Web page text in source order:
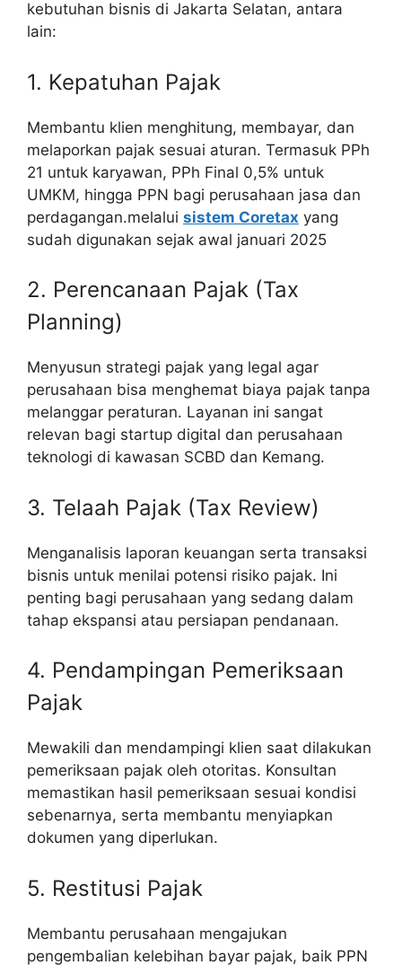
kebutuhan bisnis di Jakarta Selatan, antara
lain:
1. Kepatuhan Pajak
Membantu klien menghitung, membayar, dan
melaporkan pajak sesuai aturan. Termasuk PPh
21 untuk karyawan, PPh Final 0,5% untuk
UMKM, hingga PPN bagi perusahaan jasa dan
perdagangan.melalui sistem Coretax yang
sudah digunakan sejak awal januari 2025
2. Perencanaan Pajak (Tax
Planning)
Menyusun strategi pajak yang legal agar
perusahaan bisa menghemat biaya pajak tanpa
melanggar peraturan. Layanan ini sangat
relevan bagi startup digital dan perusahaan
teknologi di kawasan SCBD dan Kemang.
3. Telaah Pajak (Tax Review)
Menganalisis laporan keuangan serta transaksi
bisnis untuk menilai potensi risiko pajak. Ini
penting bagi perusahaan yang sedang dalam
tahap ekspansi atau persiapan pendanaan.
4. Pendampingan Pemeriksaan
Pajak
Mewakili dan mendampingi klien saat dilakukan
pemeriksaan pajak oleh otoritas. Konsultan
memastikan hasil pemeriksaan sesuai kondisi
sebenarnya, serta membantu menyiapkan
dokumen yang diperlukan.
5. Restitusi Pajak
Membantu perusahaan mengajukan
pengembalian kelebihan bayar pajak, baik PPN